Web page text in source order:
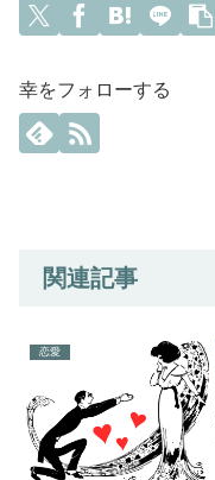
幸をフォローする
関連記事
恋愛